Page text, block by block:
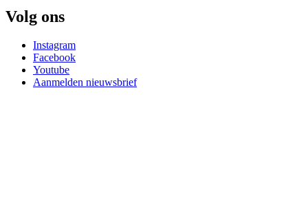
Volg ons
Instagram
Facebook
Youtube
Aanmelden nieuwsbrief